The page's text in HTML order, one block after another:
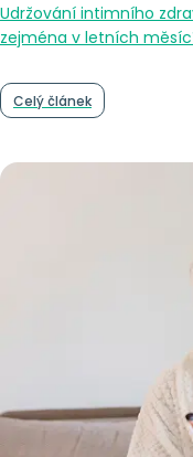
Udržování intimního
zejména v letních
Celý článek